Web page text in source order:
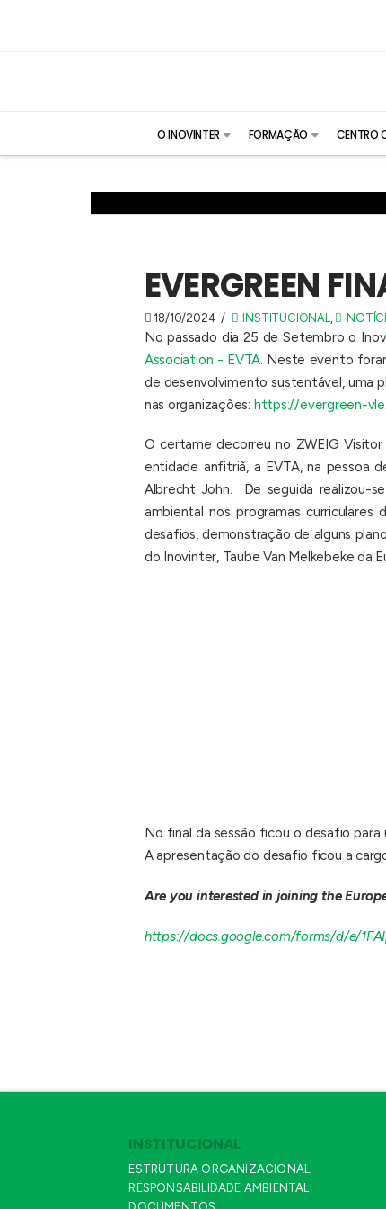
O INOVINTER FORMAÇÃO CENTRO
EVERGREEN
18/10/2024 INSTITUCIONAL
No passado dia 25 de Setembro o
Association - EVTA . Neste evento
de desenvolvimento sustentável, uma
nas organizações: https://evergreen-
O certame decorreu no ZWEIG
entidade anfitriã, a EVTA, na pessoa
Albrecht John. De seguida realizou-
ambiental nos programas
desafios, demonstração de alguns
do Inovinter, Taube Van Melkebeke da
No final da sessão ficou o desafio
A apresentação do desafio ficou a
Are you interested in joining the
https://docs.google.com/forms/d/e/
INSTITUCIONAL
ESTRUTURA ORGANIZACIONAL
RESPONSABILIDADE AMBIENTAL